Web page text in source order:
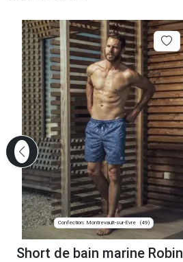
Confection: Montrevault-sur-Èvre (49)
Short de bain marine Robin